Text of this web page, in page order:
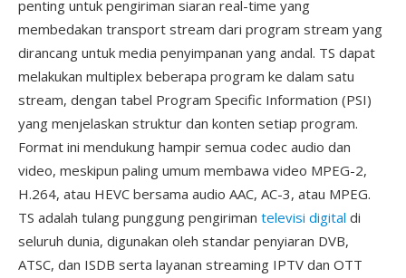
penting untuk pengiriman siaran real-time yang
membedakan transport stream dari program stream yang
dirancang untuk media penyimpanan yang andal. TS dapat
melakukan multiplex beberapa program ke dalam satu
stream, dengan tabel Program Specific Information (PSI)
yang menjelaskan struktur dan konten setiap program.
Format ini mendukung hampir semua codec audio dan
video, meskipun paling umum membawa video MPEG-2,
H.264, atau HEVC bersama audio AAC, AC-3, atau MPEG.
TS adalah tulang punggung pengiriman televisi digital di
seluruh dunia, digunakan oleh standar penyiaran DVB,
ATSC, dan ISDB serta layanan streaming IPTV dan OTT